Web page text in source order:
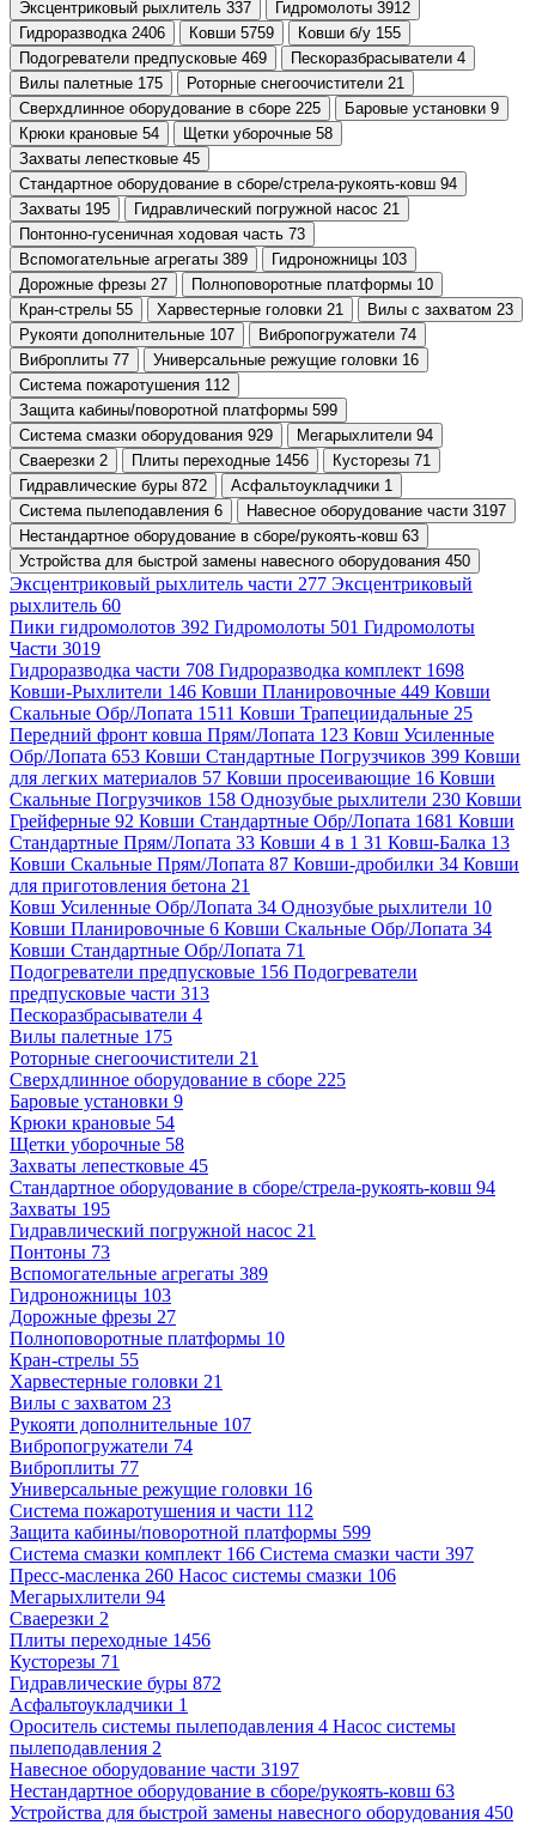
Эксцентриковый рыхлитель 337
Гидромолоты 3912
Гидроразводка 2406
Ковши 5759
Ковши б/у 155
Подогреватели предпусковые 469
Пескоразбрасыватели 4
Вилы палетные 175
Роторные снегоочистители 21
Сверхдлинное оборудование в сборе 225
Баровые установки 9
Крюки крановые 54
Щетки уборочные 58
Захваты лепестковые 45
Стандартное оборудование в сборе/стрела-рукоять-ковш 94
Захваты 195
Гидравлический погружной насос 21
Понтонно-гусеничная ходовая часть 73
Вспомогательные агрегаты 389
Гидроножницы 103
Дорожные фрезы 27
Полноповоротные платформы 10
Кран-стрелы 55
Харвестерные головки 21
Вилы с захватом 23
Рукояти дополнительные 107
Вибропогружатели 74
Виброплиты 77
Универсальные режущие головки 16
Система пожаротушения 112
Защита кабины/поворотной платформы 599
Система смазки оборудования 929
Мегарыхлители 94
Сваерезки 2
Плиты переходные 1456
Кусторезы 71
Гидравлические буры 872
Асфальтоукладчики 1
Система пылеподавления 6
Навесное оборудование части 3197
Нестандартное оборудование в сборе/рукоять-ковш 63
Устройства для быстрой замены навесного оборудования 450
Эксцентриковый рыхлитель части 277 Эксцентриковый
рыхлитель 60
Пики гидромолотов 392 Гидромолоты 501 Гидромолоты
Части 3019
Гидроразводка части 708 Гидроразводка комплект 1698
Ковши-Рыхлители 146 Ковши Планировочные 449 Ковши
Скальные Обр/Лопата 1511 Ковши Трапециидальные 25
Передний фронт ковша Прям/Лопата 123 Ковш Усиленные
Обр/Лопата 653 Ковши Стандартные Погрузчиков 399 Ковши
для легких материалов 57 Ковши просеивающие 16 Ковши
Скальные Погрузчиков 158 Однозубые рыхлители 230 Ковши
Грейферные 92 Ковши Стандартные Обр/Лопата 1681 Ковши
Стандартные Прям/Лопата 33 Ковши 4 в 1 31 Ковш-Балка 13
Ковши Скальные Прям/Лопата 87 Ковши-дробилки 34 Ковши
для приготовления бетона 21
Ковш Усиленные Обр/Лопата 34 Однозубые рыхлители 10
Ковши Планировочные 6 Ковши Скальные Обр/Лопата 34
Ковши Стандартные Обр/Лопата 71
Подогреватели предпусковые 156 Подогреватели
предпусковые части 313
Пескоразбрасыватели 4
Вилы палетные 175
Роторные снегоочистители 21
Сверхдлинное оборудование в сборе 225
Баровые установки 9
Крюки крановые 54
Щетки уборочные 58
Захваты лепестковые 45
Стандартное оборудование в сборе/стрела-рукоять-ковш 94
Захваты 195
Гидравлический погружной насос 21
Понтоны 73
Вспомогательные агрегаты 389
Гидроножницы 103
Дорожные фрезы 27
Полноповоротные платформы 10
Кран-стрелы 55
Харвестерные головки 21
Вилы с захватом 23
Рукояти дополнительные 107
Вибропогружатели 74
Виброплиты 77
Универсальные режущие головки 16
Система пожаротушения и части 112
Защита кабины/поворотной платформы 599
Система смазки комплект 166 Система смазки части 397
Пресс-масленка 260 Насос системы смазки 106
Мегарыхлители 94
Сваерезки 2
Плиты переходные 1456
Кусторезы 71
Гидравлические буры 872
Асфальтоукладчики 1
Ороситель системы пылеподавления 4 Насос системы
пылеподавления 2
Навесное оборудование части 3197
Нестандартное оборудование в сборе/рукоять-ковш 63
Устройства для быстрой замены навесного оборудования 450